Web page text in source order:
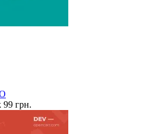
грн.